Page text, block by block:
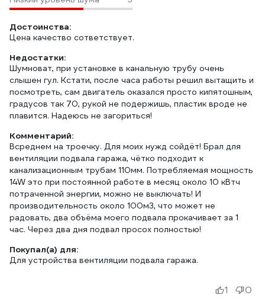
Достоинства:
Цена качество сответствует.
Недостатки:
Шумноват, при установке в канальную трубу очень
слышен гул. Кстати, после часа работы решил вытащить и
посмотреть, сам двигатель оказался просто кипятошным,
градусов так 70, рукой не подержишь, пластик вроде не
плавится. Надеюсь не загориться!
Комментарий:
Всреднем на троечку. Для моих нужд сойдёт! Брал для
вентиляции подвала гаража, чётко подходит к
канализационным трубам 110мм. Потребляемая мощность
14W это при постоянной работе в месяц около 10 кВтч
потраченной энергии, можно не выключать! И
производительность около 100м3, что может не
радовать, два объёма моего подвала прокачивает за 1
час. Через два дня подвал просох полностью!
Покупал(а) для:
Для устройства вентиляции подвала гаража.
1 0